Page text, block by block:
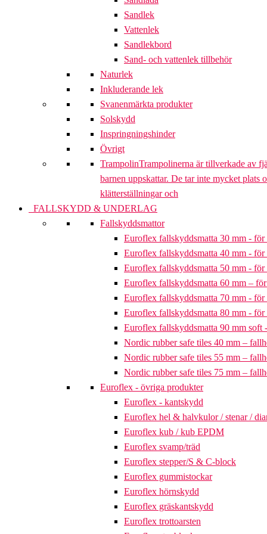
Sandlek
Vattenlek
Sandlekbord
Sand- och vattenlek tillbehör
Naturlek
Inkluderande lek
Svanenmärkta produkter
Solskydd
Inspringningshinder
Övrigt
TrampolinTrampolinerna är tillverkade av
barnen uppskattar. De tar inte mycket plats
klätterställningar och
FALLSKYDD & UNDERLAG
Fallskyddsmattor
Euroflex fallskyddsmatta 30 mm -
Euroflex fallskyddsmatta 40 mm -
Euroflex fallskyddsmatta 50 mm -
Euroflex fallskyddsmatta 60 mm –
Euroflex fallskyddsmatta 70 mm -
Euroflex fallskyddsmatta 80 mm -
Euroflex fallskyddsmatta 90 mm soft
Nordic rubber safe tiles 40 mm –
Nordic rubber safe tiles 55 mm –
Nordic rubber safe tiles 75 mm –
Euroflex - övriga produkter
Euroflex - kantskydd
Euroflex hel & halvkulor / stenar /
Euroflex kub / kub EPDM
Euroflex svamp/träd
Euroflex stepper/S & C-block
Euroflex gummistockar
Euroflex hörnskydd
Euroflex gräskantskydd
Euroflex trottoarsten